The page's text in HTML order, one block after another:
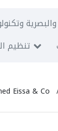
تنظيم
Eissa & Co.